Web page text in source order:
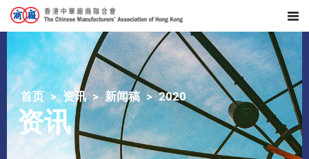
首页 资讯 新闻稿 2020
资讯